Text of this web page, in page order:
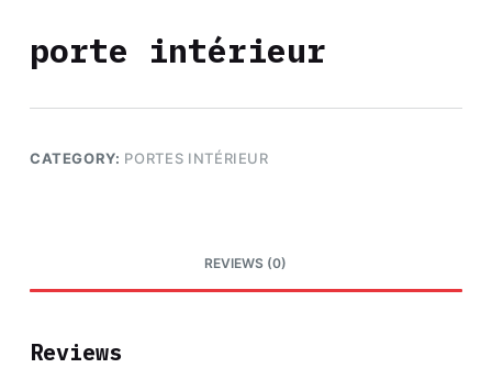
porte intérieur
CATEGORY: PORTES INTÉRIEUR
REVIEWS (0)
Reviews